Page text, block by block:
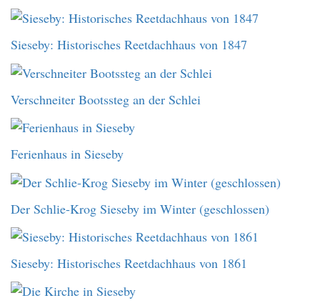
Sieseby: Historisches Reetdachhaus von 1847
Verschneiter Bootssteg an der Schlei
Ferienhaus in Sieseby
Der Schlie-Krog Sieseby im Winter (geschlossen)
Sieseby: Historisches Reetdachhaus von 1861